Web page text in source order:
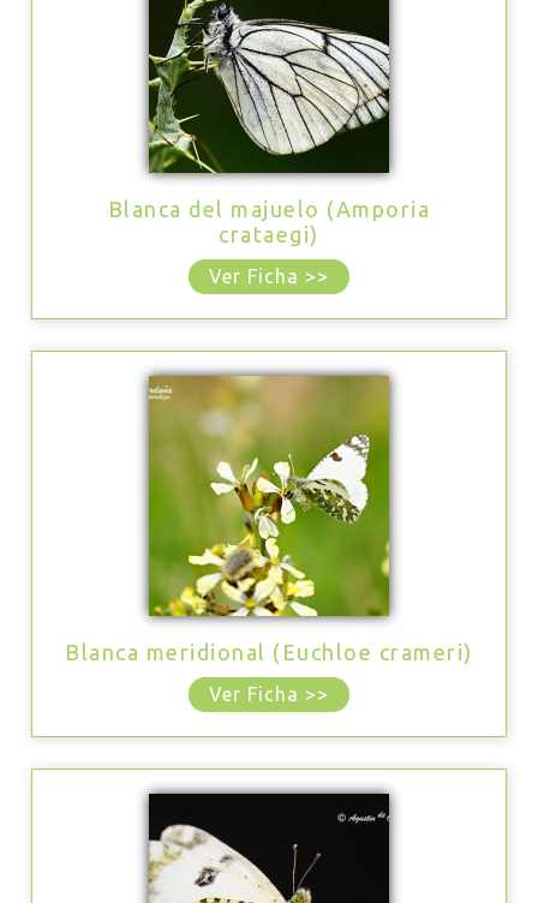
Blanca del majuelo (Amporia
crataegi)
Ver Ficha >>
Blanca meridional (Euchloe crameri)
Ver Ficha >>